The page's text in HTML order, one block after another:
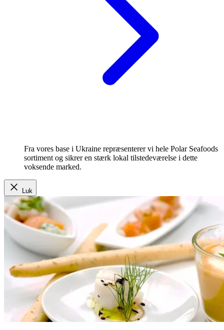
Fra vores base i Ukraine repræsenterer vi hele Polar Seafoods
sortiment og sikrer en stærk lokal tilstedeværelse i dette
voksende marked.
Luk